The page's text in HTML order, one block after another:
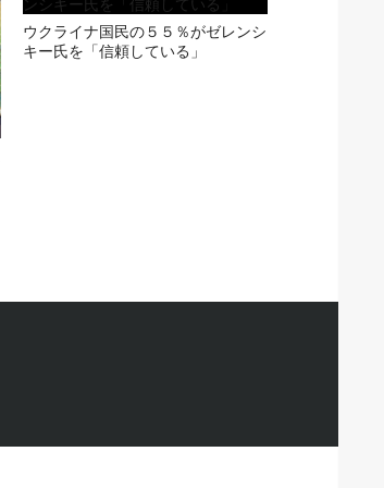
ウクライナ国民の５５％がゼレンシ
キー氏を「信頼している」